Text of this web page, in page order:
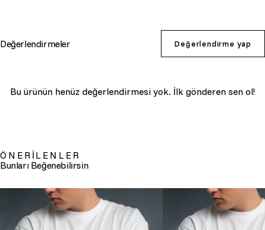
Değerlendirmeler Değerlendirme yap
Bu ürünün henüz değerlendirmesi yok. İlk gönderen sen ol!
ÖNERİLENLER
Bunları Beğenebilirsin